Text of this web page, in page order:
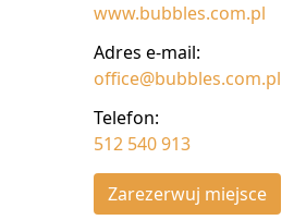
www.bubbles.com.pl
Adres e-mail:
office@bubbles.com.pl
Telefon:
512 540 913
Zarezerwuj miejsce